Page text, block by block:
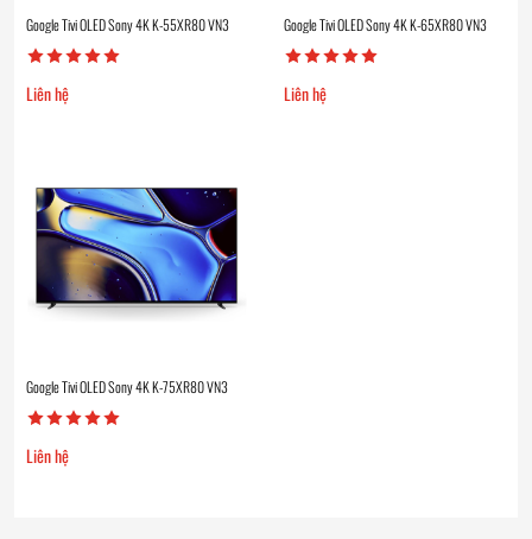
Google Tivi OLED Sony 4K K-55XR80 VN3
Liên hệ
Google Tivi OLED Sony 4K K-65XR80 VN3
Liên hệ
Google Tivi OLED Sony 4K K-75XR80 VN3
Liên hệ